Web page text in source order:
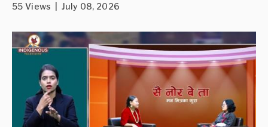
55 Views | July 08, 2026